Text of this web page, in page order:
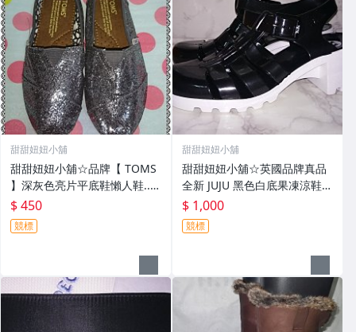
甜甜妞妞小舖
甜甜妞妞小舖☆品牌【 TOMS
】深灰色亮片平底鞋懶人鞋..帆
布鞋亮片女款休閒鞋
$ 450
競標
甜甜妞妞小舖
甜甜妞妞小舖☆英國品牌真品
全新 JUJU 黑色白底果凍涼鞋/
防水圓頭中跟涼鞋/法式QQ鞋
$ 1,000
競標